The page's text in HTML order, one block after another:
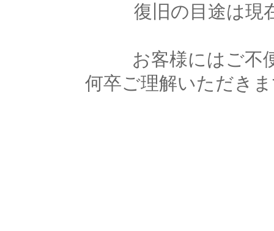
復旧の目途は現
お客様にはご不
何卒ご理解いただき